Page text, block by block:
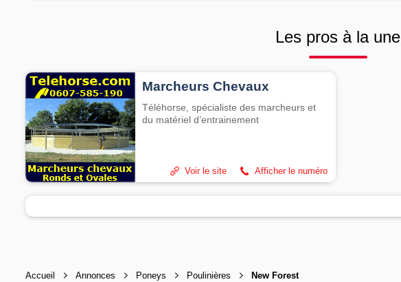
Les pros à la une
Marcheurs Chevaux
Téléhorse, spécialiste des marcheurs et
du matériel d’entrainement
Afficher le numéro
Voir le site
Accueil Annonces Poneys Poulinières New Forest